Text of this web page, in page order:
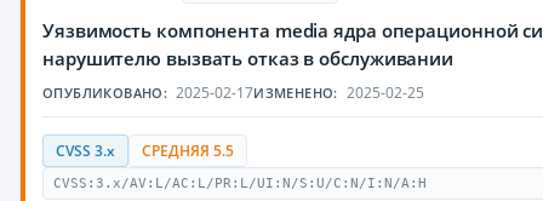
Уязвимость компонента media ядра операционной
нарушителю вызвать отказ в обслуживании
ОПУБЛИКОВАНО: 2025-02-17ИЗМЕНЕНО: 2025-02-25
CVSS 3.x СРЕДНЯЯ 5.5
CVSS:3.x/AV:L/AC:L/PR:L/UI:N/S:U/C:N/I:N/A:H